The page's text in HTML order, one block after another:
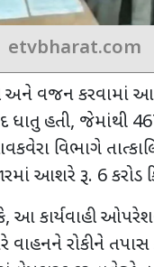
etvbharat.com
અને વજન કરવામાં
ધાતુ હતી, જેમાંથી
વિભાગે
આશરે રૂ. 6કરોડ
, આ કાર્યવાહી
વાહનને રોકીને